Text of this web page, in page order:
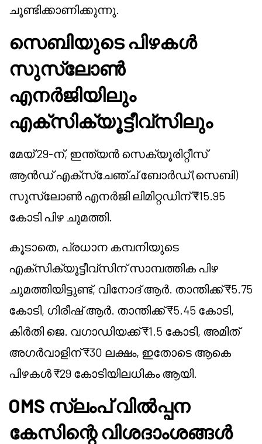
ചൂണ്ടിക്കാണിക്കുന്നു.
സെബിയുടെ പിഴകൾ
സുസ്ലോൺ
എനർജിയിലും
എക്സിക്യൂട്ടീവ്സിലും
മേയ് 29-ന്, ഇന്ത്യൻ സെക്യൂരിറ്റീസ്
ആൻഡ് എക്സ്ചേഞ്ച് ബോർഡ് (സെബി)
സുസ്ലോൺ എനർജി ലിമിറ്റഡിന് ₹15.95
കോടി പിഴ ചുമത്തി.
കൂടാതെ, പ്രധാന കമ്പനിയുടെ
എക്സിക്യൂട്ടീവ്സിന് സാമ്പത്തിക പിഴ
ചുമത്തിയിട്ടുണ്ട്, വിനോദ് ആർ. താന്തിക്ക് ₹5.75
കോടി, ഗിരീഷ് ആർ. താന്തിക്ക് ₹5.45 കോടി,
കിർതി ജെ. വഗാഡിയക്ക് ₹1.5 കോടി, അമിത്
അഗർവാളിന് ₹30 ലക്ഷം, ഇതോടെ ആകെ
പിഴകൾ ₹29 കോടിയിലധികം ആയി.
OMS സ്ലംപ് വിൽപ്പന
കേസിന്റെ വിശദാംശങ്ങൾ